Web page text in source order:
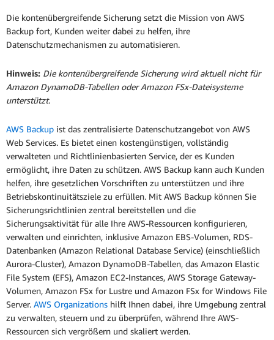
Die kontenübergreifende Sicherung setzt die Mission von AWS
Backup fort, Kunden weiter dabei zu helfen, ihre
Datenschutzmechanismen zu automatisieren.
Hinweis: Die kontenübergreifende Sicherung wird aktuell nicht für
Amazon DynamoDB-Tabellen oder Amazon FSx-Dateisysteme
unterstützt.
AWS Backup ist das zentralisierte Datenschutzangebot von AWS
Web Services. Es bietet einen kostengünstigen, vollständig
verwalteten und Richtlinienbasierten Service, der es Kunden
ermöglicht, ihre Daten zu schützen. AWS Backup kann auch Kunden
helfen, ihre gesetzlichen Vorschriften zu unterstützen und ihre
Betriebskontinuitätsziele zu erfüllen. Mit AWS Backup können Sie
Sicherungsrichtlinien zentral bereitstellen und die
Sicherungsaktivität für alle Ihre AWS-Ressourcen konfigurieren,
verwalten und einrichten, inklusive Amazon EBS-Volumen, RDS-
Datenbanken (Amazon Relational Database Service) (einschließlich
Aurora-Cluster), Amazon DynamoDB-Tabellen, das Amazon Elastic
File System (EFS), Amazon EC2-Instances, AWS Storage Gateway-
Volumen, Amazon FSx for Lustre und Amazon FSx for Windows File
Server. AWS Organizations hilft Ihnen dabei, ihre Umgebung zentral
zu verwalten, steuern und zu überprüfen, während Ihre AWS-
Ressourcen sich vergrößern und skaliert werden.